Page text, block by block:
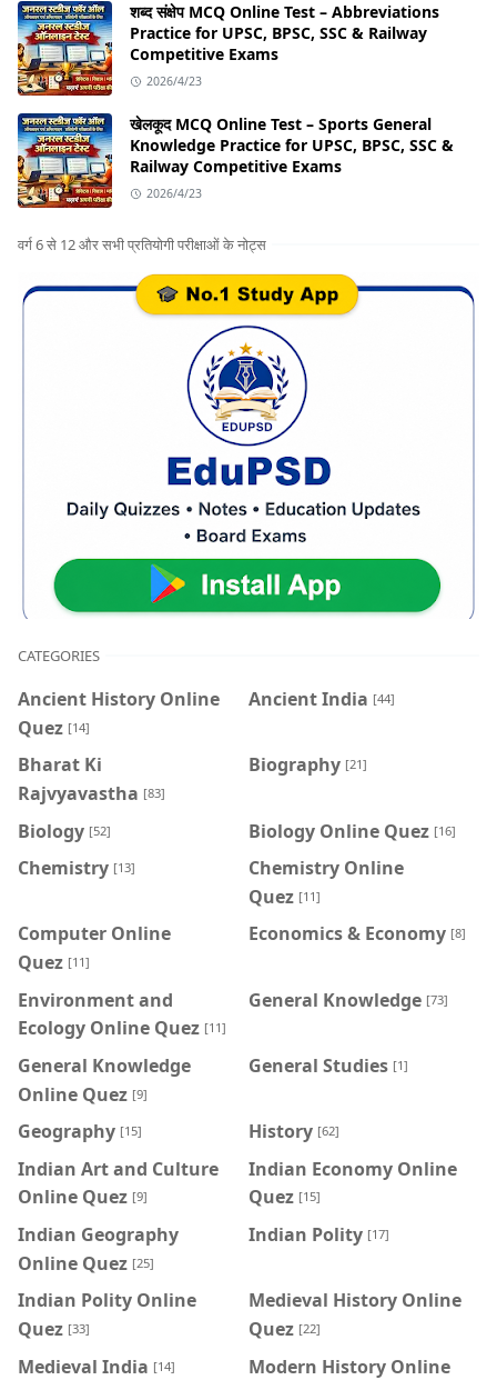
शब्द संक्षेप MCQ Online Test – Abbreviations
Practice for UPSC, BPSC, SSC & Railway
Competitive Exams
2026/4/23
खेलकूद MCQ Online Test – Sports General
Knowledge Practice for UPSC, BPSC, SSC &
Railway Competitive Exams
2026/4/23
वर्ग 6 से 12 और सभी प्रतियोगी परीक्षाओं के नोट्स
CATEGORIES
Ancient History Online
Quez [14]
Ancient India [44]
Bharat Ki
Rajvyavastha [83]
Biography [21]
Biology [52] Biology Online Quez [16]
Chemistry [13]
Chemistry Online
Quez [11]
Computer Online
Quez [11]
Economics & Economy [8]
Environment and
Ecology Online Quez [11]
General Knowledge [73]
General Knowledge
Online Quez [9]
General Studies [1]
Geography [15] History [62]
Indian Art and Culture
Online Quez [9]
Indian Economy Online
Quez [15]
Indian Geography
Online Quez [25]
Indian Polity [17]
Indian Polity Online
Quez [33]
Medieval History Online
Quez [22]
Medieval India [14]
Modern History Online